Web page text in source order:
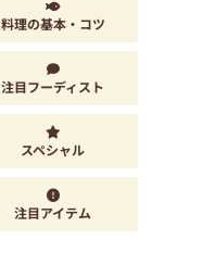
料理の基本・コツ
注目フーディスト
スペシャル
注目アイテム